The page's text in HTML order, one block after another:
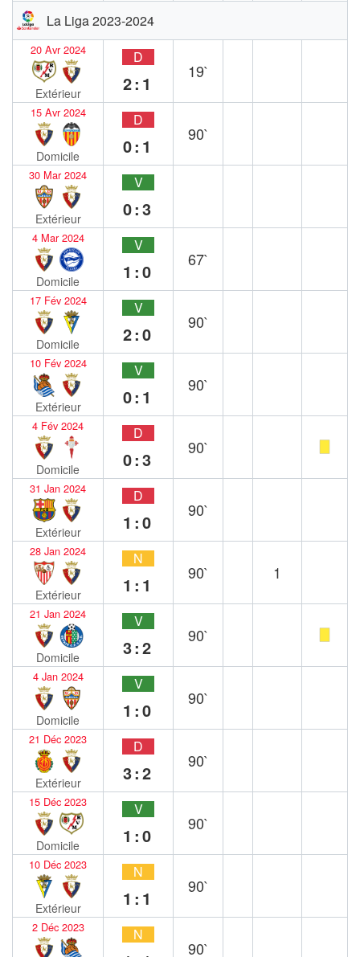
La Liga 2023-2024
20 Avr 2024
Extérieur
D
2:1
19`
15 Avr 2024
Domicile
D
0:1
90`
30 Mar 2024
Extérieur
V
0:3
4 Mar 2024
Domicile
V
1:0
67`
17 Fév 2024
Domicile
V
2:0
90`
10 Fév 2024
Extérieur
V
0:1
90`
4 Fév 2024
Domicile
D
0:3
90`
31 Jan 2024
Extérieur
D
1:0
90`
28 Jan 2024
Extérieur
N
1:1
90` 1
21 Jan 2024
Domicile
V
3:2
90`
4 Jan 2024
Domicile
V
1:0
90`
21 Déc 2023
Extérieur
D
3:2
90`
15 Déc 2023
Domicile
V
1:0
90`
10 Déc 2023
Extérieur
N
1:1
90`
2 Déc 2023 N
90`